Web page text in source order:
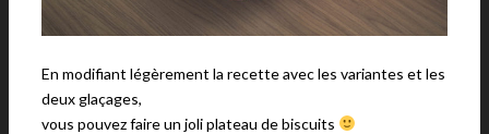
En modifiant légèrement la recette avec les variantes et les
deux glaçages,
vous pouvez faire un joli plateau de biscuits